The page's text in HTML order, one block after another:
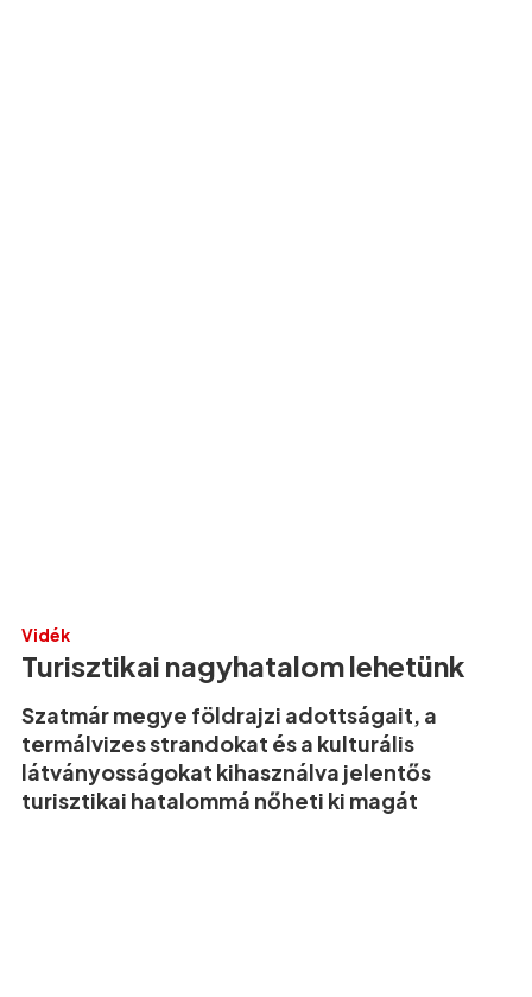
Vidék
Turisztikai nagyhatalom lehetünk
Szatmár megye földrajzi adottságait, a
termálvizes strandokat és a kulturális
látványosságokat kihasználva jelentős
turisztikai hatalommá nőheti ki magát